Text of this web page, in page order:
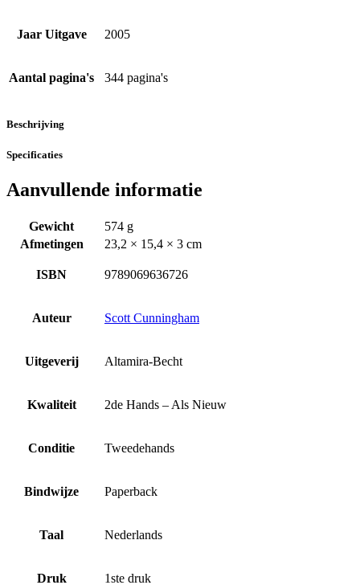
Jaar Uitgave 2005
Aantal pagina's 344 pagina's
Beschrijving
Specificaties
Aanvullende informatie
Gewicht
574 g
Afmetingen
23,2 × 15,4 × 3 cm
ISBN 9789069636726
Auteur Scott Cunningham
Uitgeverij Altamira-Becht
Kwaliteit 2de Hands – Als Nieuw
Conditie Tweedehands
Bindwijze Paperback
Taal Nederlands
Druk 1ste druk